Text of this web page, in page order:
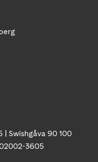
| Swishgåva 90 100
3605